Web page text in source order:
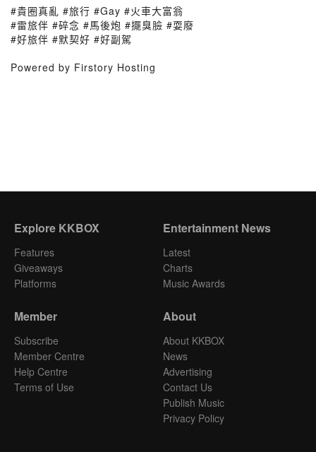
#貴圈真亂 #旅行 #Gay #火車大富翁
#雷旅伴 #碎念 #馬後炮 #擺臭臉 #耍廢
#好旅伴 #默契好 #好副駕
Powered by Firstory Hosting
Explore KKBOX
Features
Giveaways
Platforms
Entertainment News
Latest
Charts
Music Awards
Member
Subscribe
Member Centre
Help Centre
Terms of Use
About
About KKBOX
News
Advertising
Contact Us
Publish Music
Privacy Policy